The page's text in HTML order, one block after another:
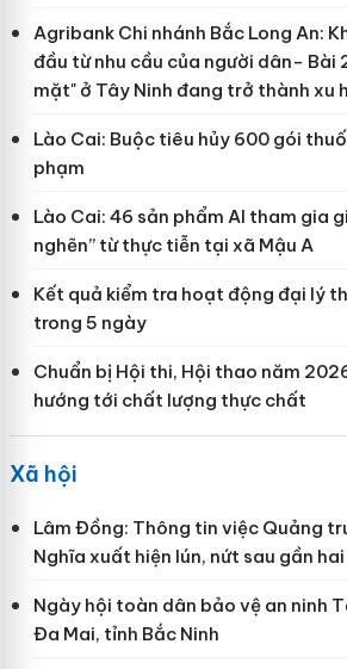
Agribank Chi nhánh Bắc Long An:
đầu từ nhu cầu của người dân- Bài
mặt" ở Tây Ninh đang trở thành xu
Lào Cai: Buộc tiêu hủy 600 gói
phạm
Lào Cai: 46 sản phẩm AI tham gia
nghẽn” từ thực tiễn tại xã Mậu A
Kết quả kiểm tra hoạt động đại lý
trong 5 ngày
Chuẩn bị Hội thi, Hội thao năm
hướng tới chất lượng thực chất
Xã hội
Lâm Đồng: Thông tin việc Quảng
Nghĩa xuất hiện lún, nứt sau gần
Ngày hội toàn dân bảo vệ an ninh
Đa Mai, tỉnh Bắc Ninh